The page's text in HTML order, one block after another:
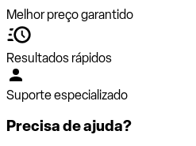
Melhor preço garantido
Resultados rápidos
Suporte especializado
Precisa de ajuda?